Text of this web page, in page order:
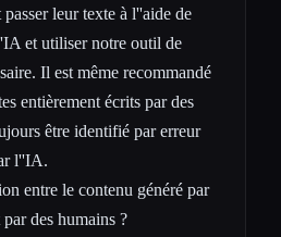
leur texte à l''aide de
et utiliser notre outil de
Il est même recommandé
entièrement écrits par des
être identifié par erreur
l''IA.
entre le contenu généré par
des humains ?